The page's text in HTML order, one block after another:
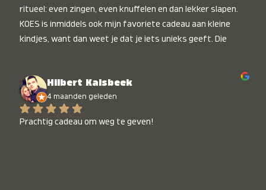
ritueel: even zingen, even knuffelen en dan lekker slapen.
KOES is inmiddels ook mijn favoriete cadeau aan kleine
kindjes, want dan weet je dat je iets unieks geeft. Die
Hilbert Kalsbeek
4 maanden geleden
Prachtig cadeau om weg te geven!